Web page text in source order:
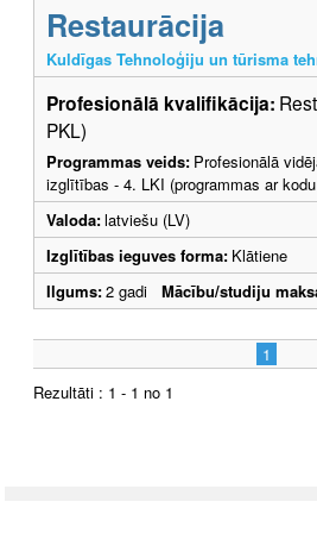
Restaurācija
Kuldīgas Tehnoloģiju un tūrisma
Profesionālā kvalifikācija:
PKL)
Programmas veids: Profesionālā
izglītības - 4. LKI (programmas ar
Valoda:latviešu (LV)
Izglītības ieguves forma: Klātiene
Ilgums:2 gadi Mācību/studiju
1
Rezultāti : 1 - 1 no 1